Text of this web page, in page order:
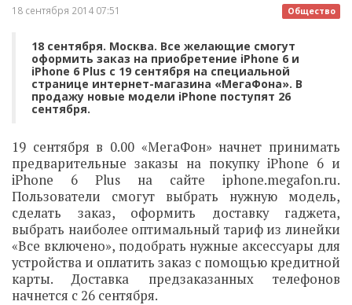
Общество
18 сентября 2014 07:51
18 сентября. Москва. Все желающие смогут
оформить заказ на приобретение iPhone 6 и
iPhone 6 Plus с 19 сентября на специальной
странице интернет-магазина «МегаФона». В
продажу новые модели iPhone поступят 26
сентября.
19 сентября в 0.00 «МегаФон» начнет принимать
предварительные заказы на покупку iPhone 6 и
iPhone 6 Plus на сайте iphone.megafon.ru.
Пользователи смогут выбрать нужную модель,
сделать заказ, оформить доставку гаджета,
выбрать наиболее оптимальный тариф из линейки
«Все включено», подобрать нужные аксессуары для
устройства и оплатить заказ с помощью кредитной
карты. Доставка предзаказанных телефонов
начнется с 26 сентября.